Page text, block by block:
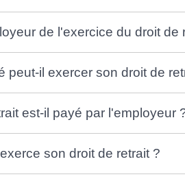
de l'exercice du droit de
peut-il exercer son droit de
est-il payé par l'employeur
son droit de retrait ?